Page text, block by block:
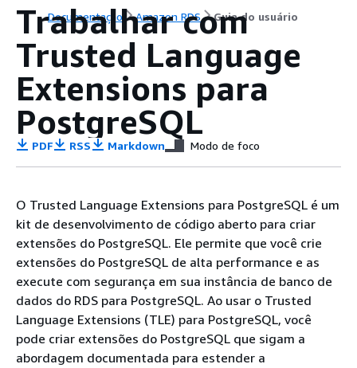
Documentação Amazon RDS Guia do usuário
Trabalhar com
Trusted Language
Extensions para
PostgreSQL
PDF RSS Markdown Modo de foco
O Trusted Language Extensions para PostgreSQL é um
kit de desenvolvimento de código aberto para criar
extensões do PostgreSQL. Ele permite que você crie
extensões do PostgreSQL de alta performance e as
execute com segurança em sua instância de banco de
dados do RDS para PostgreSQL. Ao usar o Trusted
Language Extensions (TLE) para PostgreSQL, você
pode criar extensões do PostgreSQL que sigam a
abordagem documentada para estender a